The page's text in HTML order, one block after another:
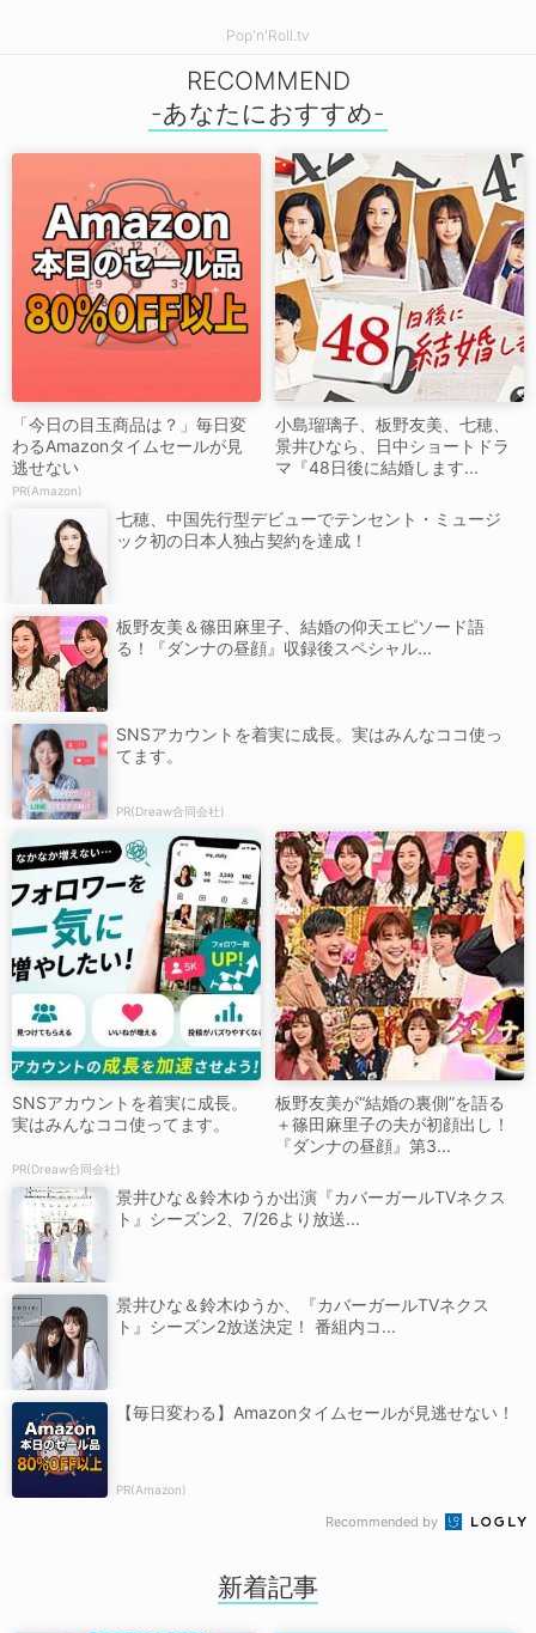
Pop'n'Roll.tv
RECOMMEND
「今日の目玉商品は？」毎日変
わるAmazonタイムセールが見
逃せない
PR(Amazon)
小島瑠璃子、板野友美、七穂、
景井ひなら、日中ショートドラ
マ『48日後に結婚します...
七穂、中国先行型デビューでテンセント・ミュージ
ック初の日本人独占契約を達成！
板野友美＆篠田麻里子、結婚の仰天エピソード語
る！『ダンナの昼顔』収録後スペシャル...
SNSアカウントを着実に成長。実はみんなココ使っ
てます。
PR(Dreaw合同会社)
SNSアカウントを着実に成長。
実はみんなココ使ってます。
PR(Dreaw合同会社)
板野友美が“結婚の裏側”を語る
＋篠田麻里子の夫が初顔出し！
『ダンナの昼顔』第3...
景井ひな＆鈴木ゆうか出演『カバーガールTVネクス
ト』シーズン2、7/26より放送...
景井ひな＆鈴木ゆうか、『カバーガールTVネクス
ト』シーズン2放送決定！ 番組内コ...
【毎日変わる】Amazonタイムセールが見逃せない！
PR(Amazon)
Recommended by
新着記事